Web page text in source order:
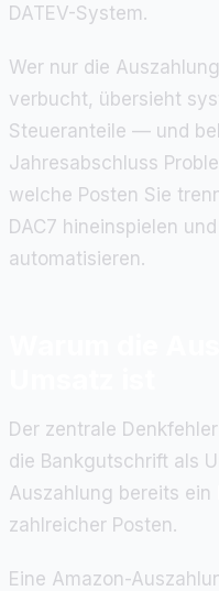
DATEV-System.
Wer nur die
verbucht, übersieht
Steueranteile — und
Jahresabschluss
welche Posten Sie
DAC7 hineinspielen
automatisieren.
Der zentrale
die Bankgutschrift als
Auszahlung bereits ein
zahlreicher Posten.
Eine Amazon-